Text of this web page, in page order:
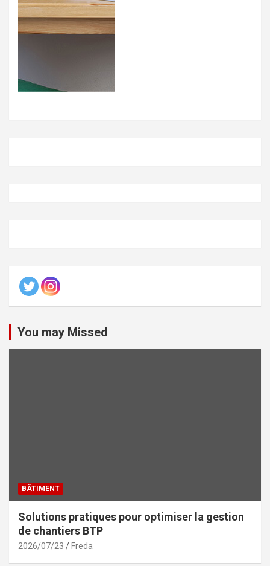
You may Missed
BÂTIMENT
Solutions pratiques pour optimiser la gestion
de chantiers BTP
2026/07/23 Freda